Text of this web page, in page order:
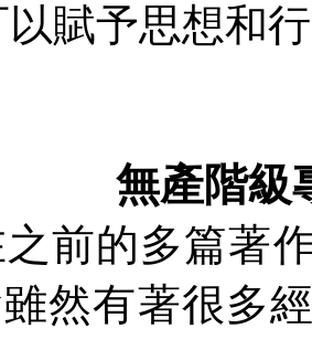
以賦予思想和
無產階級
前的多篇著
然有著很多